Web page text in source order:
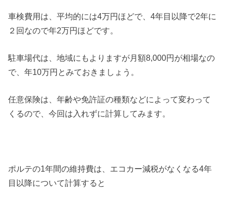
車検費用は、平均的には4万円ほどで、4年目以降で2年に
２回なので年2万円ほどです。
駐車場代は、地域にもよりますが月額8,000円が相場なの
で、年10万円とみておきましょう。
任意保険は、年齢や免許証の種類などによって変わって
くるので、今回は入れずに計算してみます。
ポルテの1年間の維持費は、エコカー減税がなくなる4年
目以降について計算すると